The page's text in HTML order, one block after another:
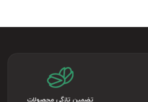
تضمین تازگی محصولات